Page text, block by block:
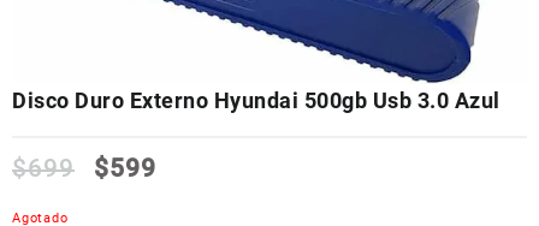
Disco Duro Externo Hyundai 500gb Usb 3.0 Azul
$699 $599
Agotado